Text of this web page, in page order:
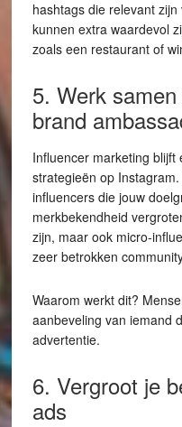
hashtags die relevant
kunnen extra waardevol
zoals een restaurant of
5. Werk
brand
Influencer marketing
strategieën op
influencers die jouw
merkbekendheid
zijn, maar ook micro-
zeer betrokken
Waarom werkt dit?
aanbeveling van iemand
advertentie.
6. Vergroot je
ads